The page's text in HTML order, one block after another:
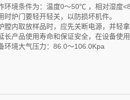
环境条件为：温度0～50℃ ，相对湿度
时炉门要轻开轻关，以防损坏机件。
膛内取放样品时，应先关断电源，并轻
长产品使用寿命和保证安全，在设备使
环境大气压力：86.0～106.0Kpa